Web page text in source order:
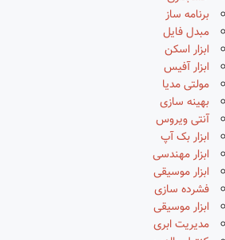
برنامه ساز
مبدل فایل
ابزار اسکن
ابزار آفیس
مولتی مدیا
بهینه سازی
آنتی ویروس
ابزار بک آپ
ابزار مهندسی
ابزار موسیقی
فشرده سازی
ابزار موسیقی
مدیریت ابری